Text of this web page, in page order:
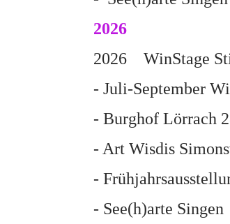
2026
2026 WinStage
- Juli-September
- Burghof Lörrach
- Art Wisdis
-
- See(h)arte Singen